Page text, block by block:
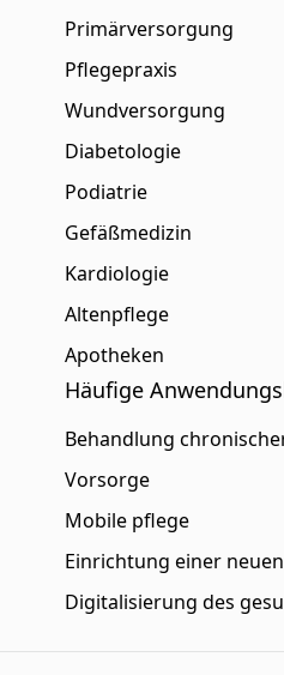
Primärversorgung
Pflegepraxis
Wundversorgung
Diabetologie
Podiatrie
Gefäßmedizin
Kardiologie
Altenpflege
Apotheken
Häufige
Behandlung
Vorsorge
Mobile pflege
Einrichtung einer
Digitalisierung des